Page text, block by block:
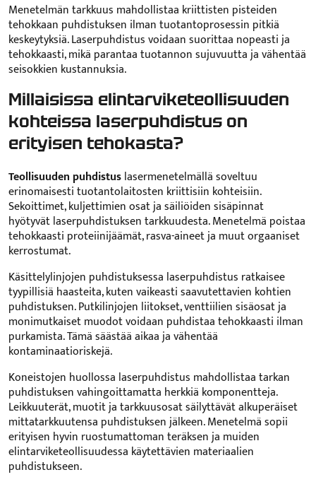
Menetelmän tarkkuus mahdollistaa kriittisten pisteiden
tehokkaan puhdistuksen ilman tuotantoprosessin pitkiä
keskeytyksiä. Laserpuhdistus voidaan suorittaa nopeasti ja
tehokkaasti, mikä parantaa tuotannon sujuvuutta ja vähentää
seisokkien kustannuksia.
Millaisissa elintarviketeollisuuden
kohteissa laserpuhdistus on
erityisen tehokasta?
Teollisuuden puhdistuslasermenetelmällä soveltuu
erinomaisesti tuotantolaitosten kriittisiin kohteisiin.
Sekoittimet, kuljettimien osat ja säiliöiden sisäpinnat
hyötyvät laserpuhdistuksen tarkkuudesta. Menetelmä poistaa
tehokkaasti proteiinijäämät, rasva-aineet ja muut orgaaniset
kerrostumat.
Käsittelylinjojen puhdistuksessa laserpuhdistus ratkaisee
tyypillisiä haasteita, kuten vaikeasti saavutettavien kohtien
puhdistuksen. Putkilinjojen liitokset, venttiilien sisäosat ja
monimutkaiset muodot voidaan puhdistaa tehokkaasti ilman
purkamista. Tämä säästää aikaa ja vähentää
kontaminaatioriskejä.
Koneistojen huollossa laserpuhdistus mahdollistaa tarkan
puhdistuksen vahingoittamatta herkkiä komponentteja.
Leikkuuterät, muotit ja tarkkuusosat säilyttävät alkuperäiset
mittatarkkuutensa puhdistuksen jälkeen. Menetelmä sopii
erityisen hyvin ruostumattoman teräksen ja muiden
elintarviketeollisuudessa käytettävien materiaalien
puhdistukseen.